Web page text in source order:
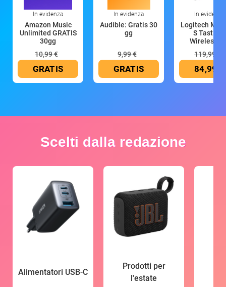
In evidenza
Amazon Music
Unlimited GRATIS
30gg
10,99 €
GRATIS
In evidenza
Audible: Gratis 30
gg
9,99 €
GRATIS
In evidenza
Logitech MX
S Tastiera
Wireless
119,99 €
84,99 €
Scelti dalla redazione
Alimentatori USB-C
Prodotti per
l'estate